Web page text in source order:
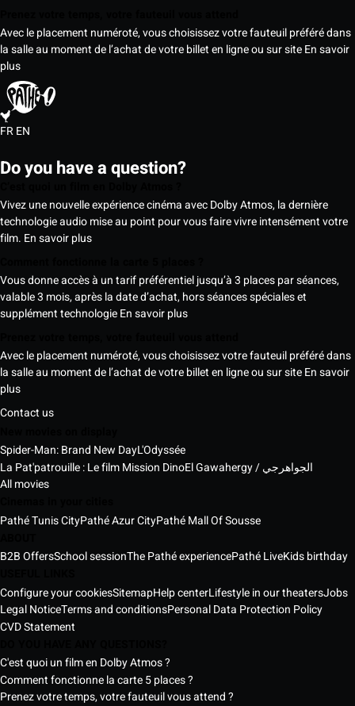
Avec le placement numéroté, vous choisissez votre fauteuil préféré dans
la salle au moment de l’achat de votre billet en ligne ou sur siteEn savoir
plus
FREN
Do you have a question?
Vivez une nouvelle expérience cinéma avec Dolby Atmos, la dernière
technologie audio mise au point pour vous faire vivre intensément votre
film. En savoir plus
Vous donne accès à un tarif préférentiel jusqu’à 3 places par séances,
valable 3 mois, après la date d’achat, hors séances spéciales et
supplément technologieEn savoir plus
Avec le placement numéroté, vous choisissez votre fauteuil préféré dans
la salle au moment de l’achat de votre billet en ligne ou sur siteEn savoir
plus
Contact us
Spider-Man: Brand New DayL'Odyssée
La Pat'patrouille : Le film Mission Dino
El Gawahergy / الجواهرجي
All movies
Pathé Tunis CityPathé Azur CityPathé Mall Of Sousse
B2B OffersSchool sessionThe Pathé experiencePathé LiveKids birthday
Configure your cookiesSitemapHelp centerLifestyle in our theatersJobs
Legal NoticeTerms and conditionsPersonal Data Protection Policy
CVD Statement
C'est quoi un film en Dolby Atmos ?
Comment fonctionne la carte 5 places ?
Prenez votre temps, votre fauteuil vous attend ?